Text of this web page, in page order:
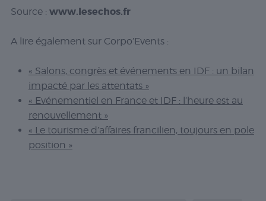
Source : www.lesechos.fr
A lire également sur Corpo’Events :
« Salons, congrès et événements en IDF : un bilan
impacté par les attentats »
« Evénementiel en France et IDF : l’heure est au
renouvellement »
« Le tourisme d’affaires francilien, toujours en pole
position »